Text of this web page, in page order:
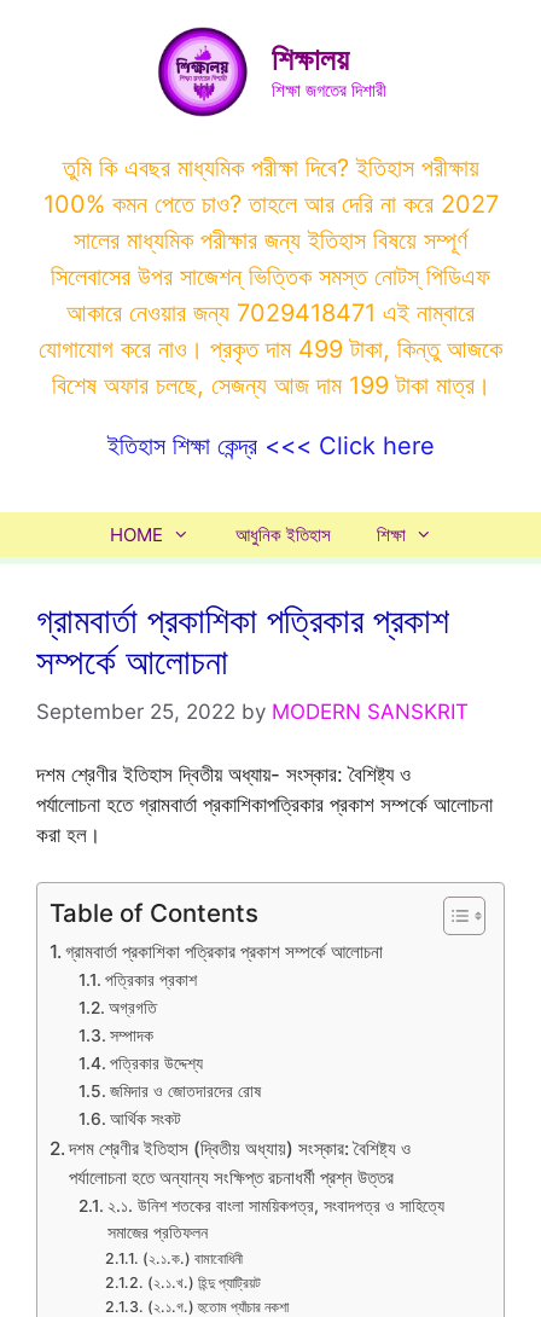
শিক্ষালয়
শিক্ষা জগতের দিশারী
তুমি কি এবছর মাধ্যমিক পরীক্ষা দিবে? ইতিহাস পরীক্ষায়
100% কমন পেতে চাও? তাহলে আর দেরি না করে 2027
সালের মাধ্যমিক পরীক্ষার জন্য ইতিহাস বিষয়ে সম্পূর্ণ
সিলেবাসের উপর সাজেশন্ ভিত্তিক সমস্ত নোটস্ পিডিএফ
আকারে নেওয়ার জন্য 7029418471 এই নাম্বারে
যোগাযোগ করে নাও। প্রকৃত দাম 499 টাকা, কিন্তু আজকে
বিশেষ অফার চলছে, সেজন্য আজ দাম 199 টাকা মাত্র।
ইতিহাস শিক্ষা কেন্দ্র <<< Click here
HOME আধুনিক ইতিহাস শিক্ষা
গ্রামবার্তা প্রকাশিকা পত্রিকার প্রকাশ
সম্পর্কে আলোচনা
September 25, 2022 by MODERN SANSKRIT
দশম শ্রেণীর ইতিহাস দ্বিতীয় অধ্যায়- সংস্কার: বৈশিষ্ট্য ও
পর্যালোচনা হতে গ্রামবার্তা প্রকাশিকাপত্রিকার প্রকাশ সম্পর্কে আলোচনা
করা হল।
Table of Contents
গ্রামবার্তা প্রকাশিকা পত্রিকার প্রকাশ সম্পর্কে আলোচনা
পত্রিকার প্রকাশ
অগ্রগতি
সম্পাদক
পত্রিকার উদ্দেশ্য
জমিদার ও জোতদারদের রোষ
আর্থিক সংকট
দশম শ্রেণীর ইতিহাস (দ্বিতীয় অধ্যায়) সংস্কার: বৈশিষ্ট্য ও
পর্যালোচনা হতে অন্যান্য সংক্ষিপ্ত রচনাধর্মী প্রশ্ন উত্তর
২.১. উনিশ শতকের বাংলা সাময়িকপত্র, সংবাদপত্র ও সাহিত্যে
সমাজের প্রতিফলন
(২.১.ক.) বামাবোধিনী
(২.১.খ.) হিন্দু প্যাট্রিয়ট
(২.১.গ.) হুতোম প্যাঁচার নকশা